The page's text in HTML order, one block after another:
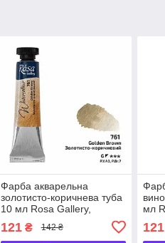
Фарба акварельна
золотисто-коричнева туба
10 мл Rosa Gallery,
121₴ 142 ₴
мл
121